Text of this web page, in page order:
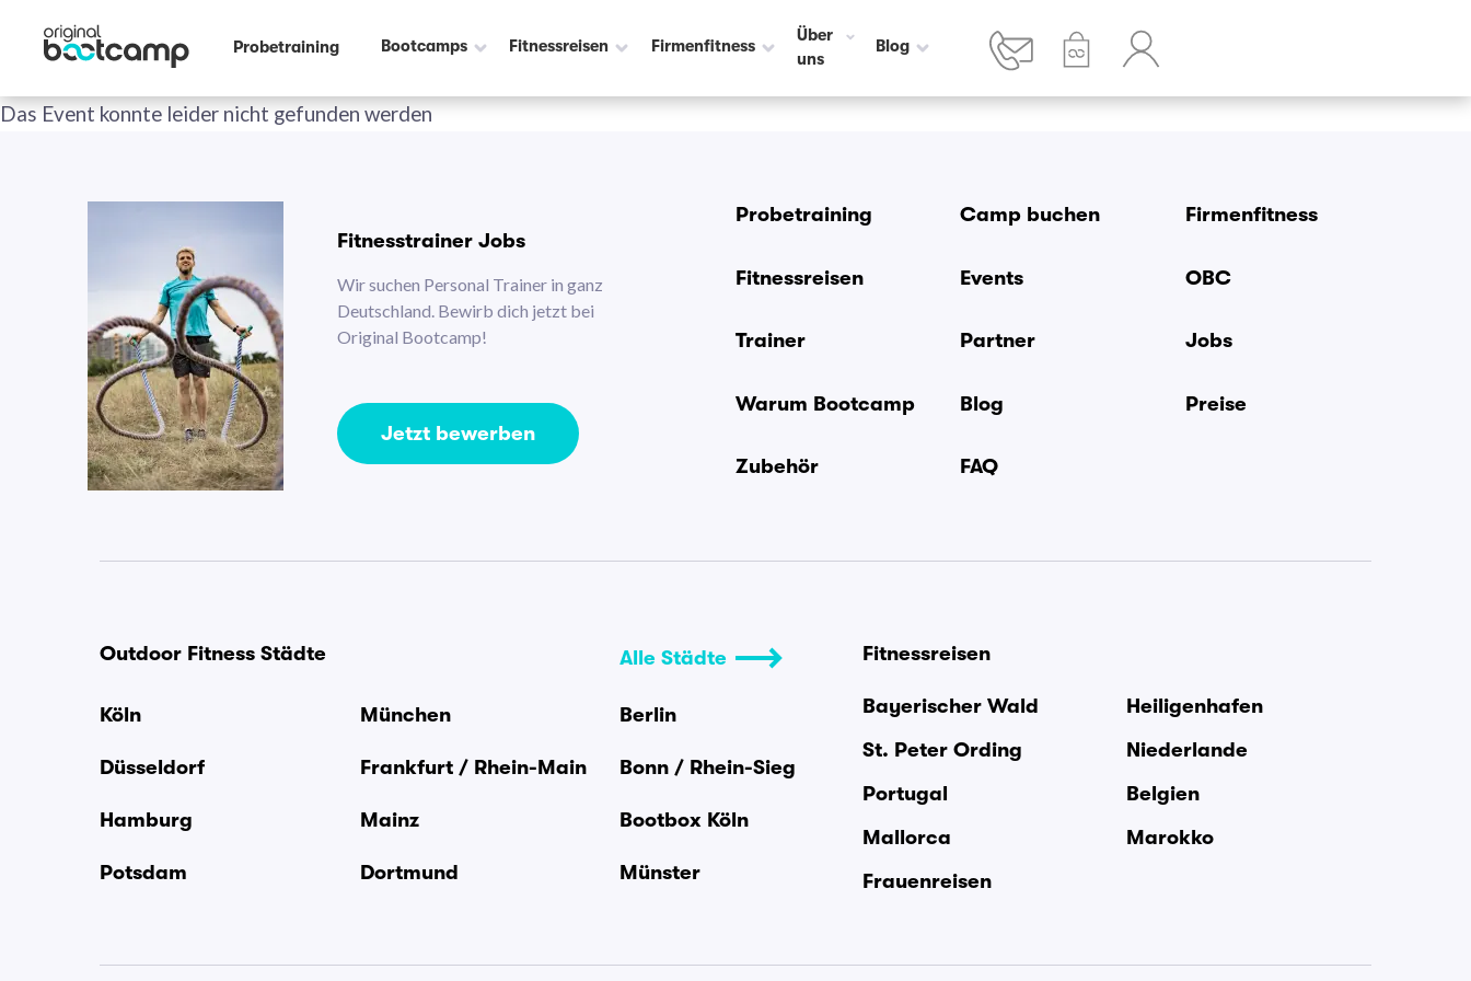
Probetraining Bootcamps Fitnessreisen Firmenfitness
Über
uns
Blog
Das Event konnte leider nicht gefunden werden
Fitnesstrainer Jobs
Wir suchen Personal Trainer in ganz
Deutschland. Bewirb dich jetzt bei
Original Bootcamp!
Jetzt bewerben
Probetraining Camp buchen Firmenfitness
Fitnessreisen Events OBC
Trainer Partner Jobs
Warum Bootcamp Blog Preise
Zubehör FAQ
Outdoor Fitness Städte Alle Städte
Köln München Berlin
Düsseldorf Frankfurt / Rhein-Main Bonn / Rhein-Sieg
Hamburg Mainz Bootbox Köln
Potsdam Dortmund Münster
Fitnessreisen
Bayerischer Wald
Heiligenhafen
St. Peter Ording
Niederlande
Portugal
Belgien
Mallorca
Marokko
Frauenreisen